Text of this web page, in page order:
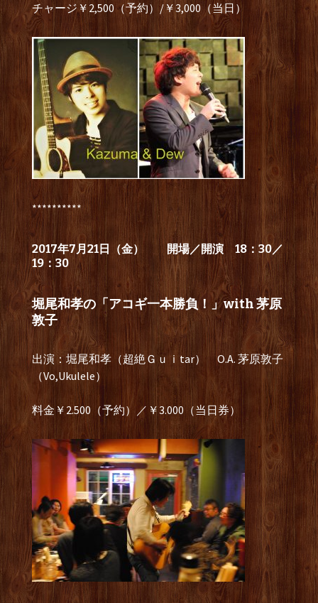
チャージ￥2,500（予約）/￥3,000（当日）
**********
2017年7月21日（金）
開場／開演 18：30／
19：30
堀尾和孝の「アコギ一本勝負！」with 茅原
敦子
出演：堀尾和孝（超絶Ｇｕｉtar） O.A. 茅原敦子
（Vo,Ukulele）
料金￥2.500（予約）／￥3.000（当日券）